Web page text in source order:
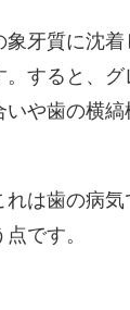
牙質に沈
。すると、
いや歯の横
は歯の病気
です。